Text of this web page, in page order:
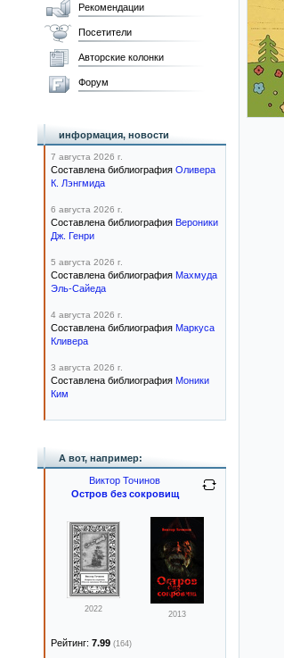
Рекомендации
Посетители
Авторские колонки
Форум
информация, новости
7 августа 2026 г.
Составлена библиография Оливера
К. Лэнгмида
6 августа 2026 г.
Составлена библиография Вероники
Дж. Генри
5 августа 2026 г.
Составлена библиография Махмуда
Эль-Сайеда
4 августа 2026 г.
Составлена библиография Маркуса
Кливера
3 августа 2026 г.
Составлена библиография Моники
Ким
А вот, например:
Виктор Точинов
Остров без сокровищ
2022
2013
Рейтинг: 7.99 (164)